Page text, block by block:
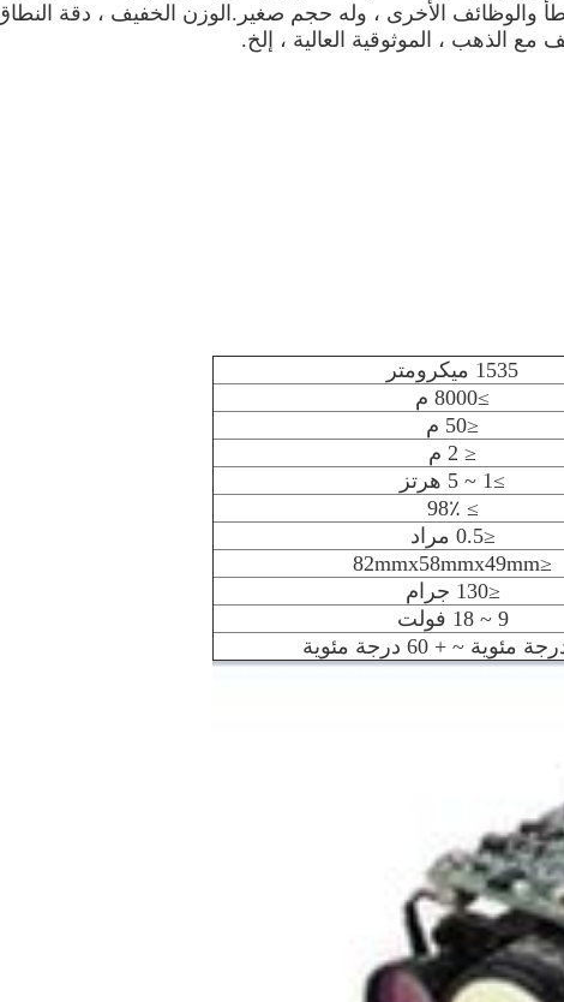
والوظائف الأخرى ، وله حجم صغير.الوزن الخفيف ، دقة
مع الذهب ، الموثوقية العالية ، إلخ.
1535 ميكرومتر
≥8000 م
≤50 م
≤ 2 م
≥1 ~ 5 هرتز
≥ 98٪
≤0.5 مراد
≤82mmx58mmx49mm
≤130 جرام
9 ~ 18 فولت